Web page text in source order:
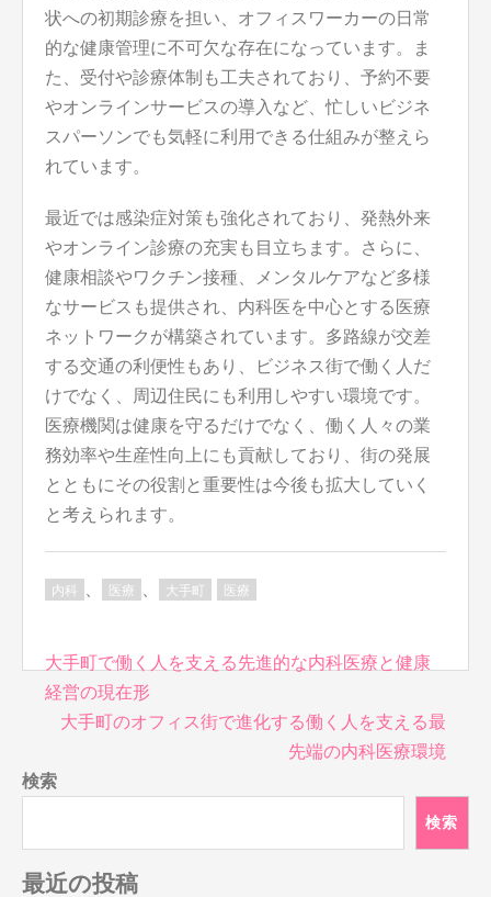
状への初期診療を担い、オフィスワーカーの日常
的な健康管理に不可欠な存在になっています。ま
た、受付や診療体制も工夫されており、予約不要
やオンラインサービスの導入など、忙しいビジネ
スパーソンでも気軽に利用できる仕組みが整えら
れています。
最近では感染症対策も強化されており、発熱外来
やオンライン診療の充実も目立ちます。さらに、
健康相談やワクチン接種、メンタルケアなど多様
なサービスも提供され、内科医を中心とする医療
ネットワークが構築されています。多路線が交差
する交通の利便性もあり、ビジネス街で働く人だ
けでなく、周辺住民にも利用しやすい環境です。
医療機関は健康を守るだけでなく、働く人々の業
務効率や生産性向上にも貢献しており、街の発展
とともにその役割と重要性は今後も拡大していく
と考えられます。
内科 医療 大手町 医療
投
稿
ナ
ゲ
ー
ョ
ン
大手町で働く人を支える先進的な内科医療と健康
経営の現在形
大手町のオフィス街で進化する働く人を支える最
先端の内科医療環境
検索
検索
最近の投稿